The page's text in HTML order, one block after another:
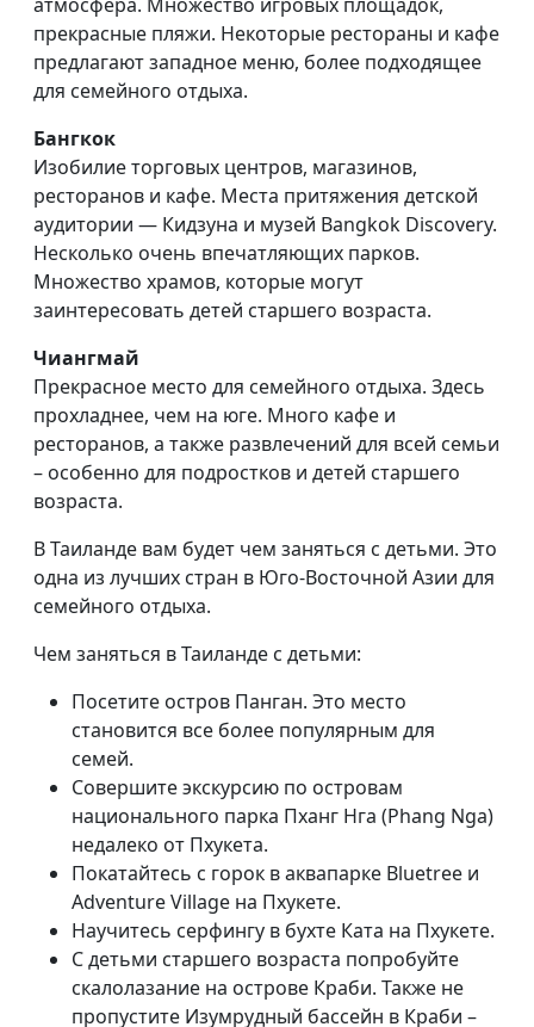
прекрасные пляжи. Некоторые рестораны и кафе
предлагают западное меню, более подходящее
для семейного отдыха.
Бангкок
Изобилие торговых центров, магазинов,
ресторанов и кафе. Места притяжения детской
аудитории — Кидзуна и музей Bangkok Discovery.
Несколько очень впечатляющих парков.
Множество храмов, которые могут
заинтересовать детей старшего возраста.
Чиангмай
Прекрасное место для семейного отдыха. Здесь
прохладнее, чем на юге. Много кафе и
ресторанов, а также развлечений для всей семьи
– особенно для подростков и детей старшего
возраста.
В Таиланде вам будет чем заняться с детьми. Это
одна из лучших стран в Юго-Восточной Азии для
семейного отдыха.
Чем заняться в Таиланде с детьми:
Посетите остров Панган. Это место
становится все более популярным для
семей.
Совершите экскурсию по островам
национального парка Пханг Нга (Phang Nga)
недалеко от Пхукета.
Покатайтесь с горок в аквапарке Bluetree и
Adventure Village на Пхукете.
Научитесь серфингу в бухте Ката на Пхукете.
С детьми старшего возраста попробуйте
скалолазание на острове Краби. Также не
пропустите Изумрудный бассейн в Краби –